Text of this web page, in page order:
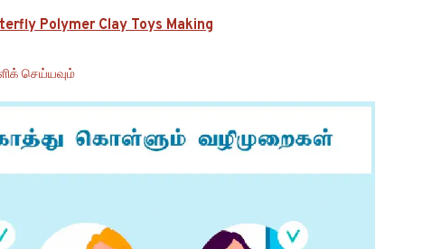
Polymer Clay Toys Making
செய்யவும்